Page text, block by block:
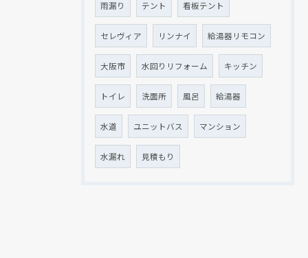
雨漏り テント 看板テント
セレヴィア リンナイ 給湯器リモコン
大阪市 水回りリフォーム キッチン
トイレ 洗面所 風呂 給湯器
水道 ユニットバス マンション
水漏れ 見積もり